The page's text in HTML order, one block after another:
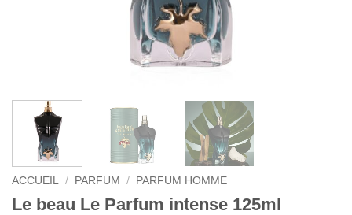
ACCUEIL / PARFUM / PARFUM HOMME
Le beau Le Parfum intense 125ml